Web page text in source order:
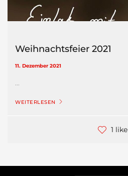
Weihnachtsfeier 2021
11. Dezember 2021
...
WEITERLESEN
1 like